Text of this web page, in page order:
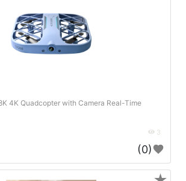
4K Quadcopter with Camera Real-Time
3
(0)